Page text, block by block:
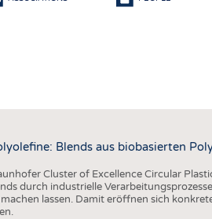
SUSTAINABILITY
CIRCULAR ECONOMY
TECHNICAL TEXTILES
Blends aus biobasierten
Cluster of Excellence Circular
durch industrielle
lassen. Damit eröffnen sich